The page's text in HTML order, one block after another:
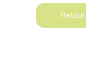
Retour